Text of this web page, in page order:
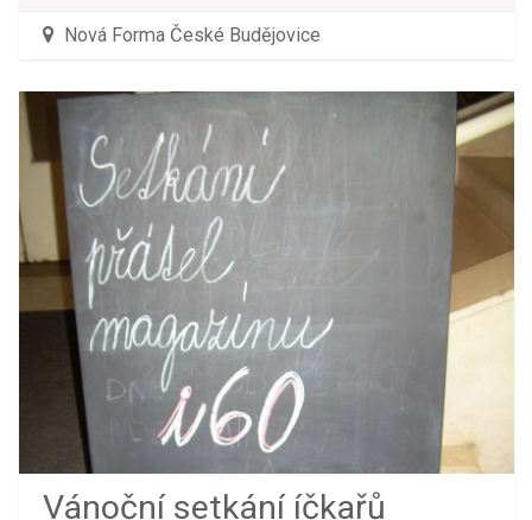
Nová Forma České Budějovice
Vánoční setkání íčkařů